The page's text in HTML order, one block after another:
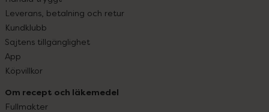
Leverans, betalning och retur
Kundklubb
Sajtens tillgänglighet
App
Köpvillkor
Om recept och läkemedel
Fullmakter